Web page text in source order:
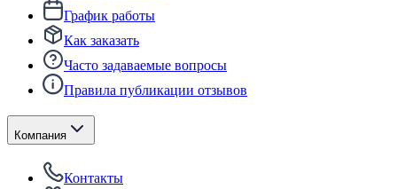
График работы
Как заказать
Часто задаваемые вопросы
Правила публикации отзывов
Компания
Контакты